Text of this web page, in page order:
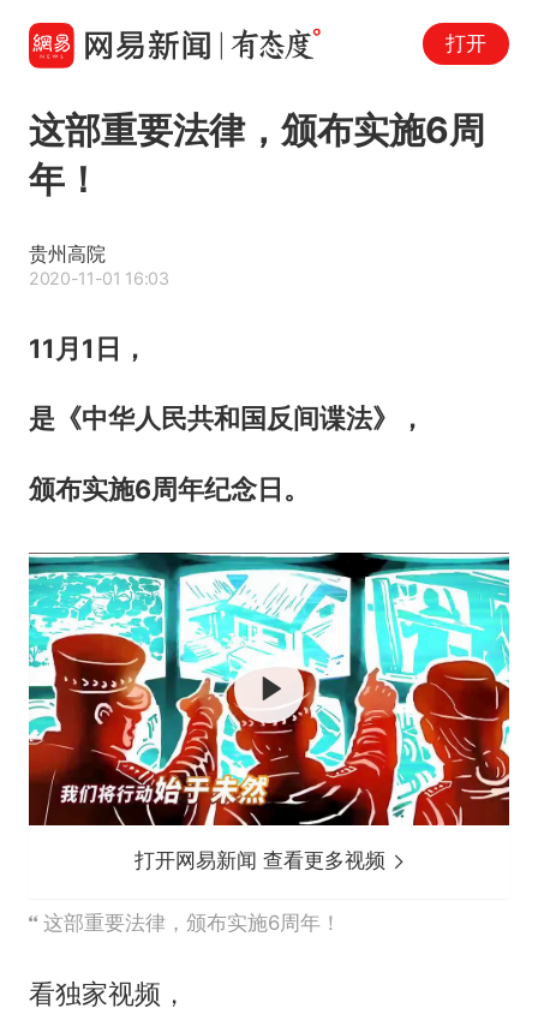
打开
这部重要法律，颁布实施6周
年！
贵州高院
2020-11-01 16:03
11月1日，
是《中华人民共和国反间谍法》，
颁布实施6周年纪念日。
打开网易新闻 查看更多视频
这部重要法律，颁布实施6周年！
看独家视频，